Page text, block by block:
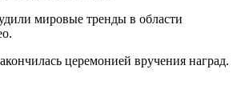
мировые тренды в области
церемонией вручения наград.